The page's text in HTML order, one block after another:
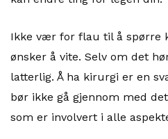
Ikke vær for flau til å spørre
ønsker å vite. Selv om det
latterlig. Å ha kirurgi er en
bør ikke gå gjennom med
som er involvert i alle